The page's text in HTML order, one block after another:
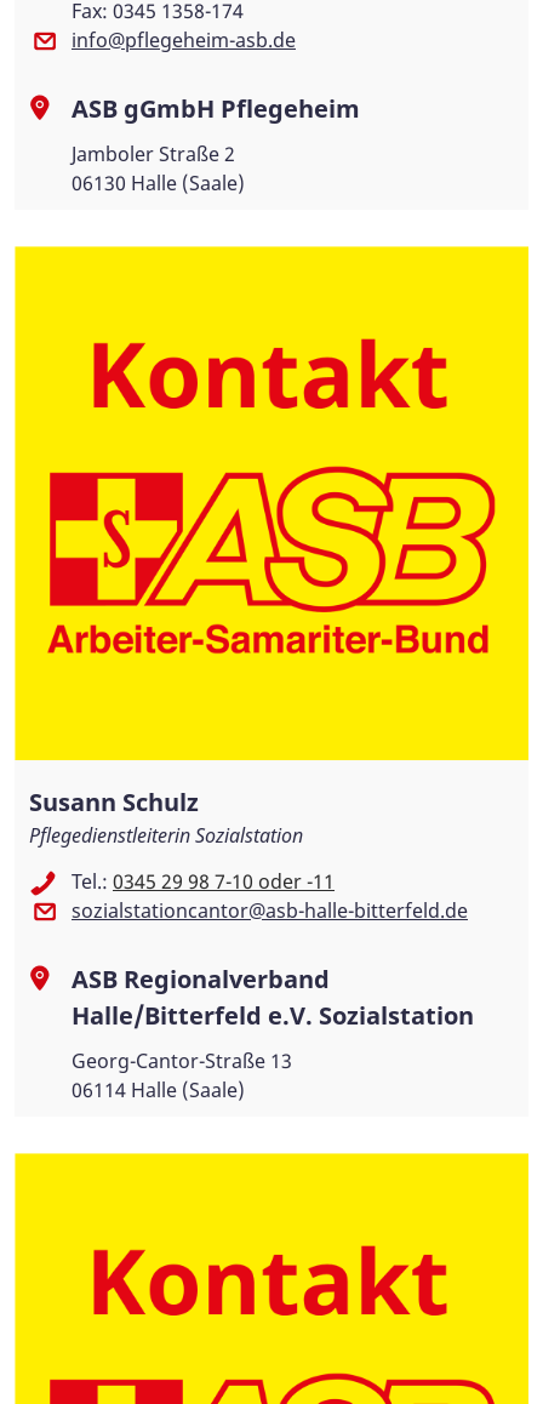
Fax: 0345 1358-174
info@pflegeheim-asb.de
ASB gGmbH Pflegeheim
Jamboler Straße 2
06130 Halle (Saale)
Susann Schulz
Pflegedienstleiterin Sozialstation
Tel.: 0345 29 98 7-10 oder -11
sozialstationcantor@asb-halle-bitterfeld.de
ASB Regionalverband
Halle/Bitterfeld e.V. Sozialstation
Georg-Cantor-Straße 13
06114 Halle (Saale)